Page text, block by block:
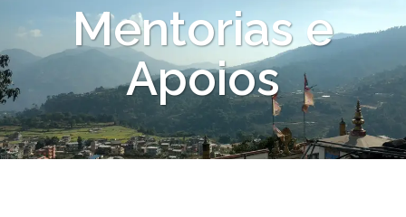
Mentorias e
Apoios